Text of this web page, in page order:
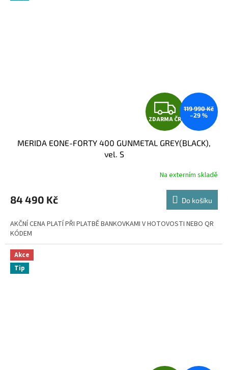
Z
D
A
R
M
A
ZDARMA ČR
119 990 Kč
–29 %
MERIDA EONE-FORTY 400 GUNMETAL GREY(BLACK),
vel. S
Na externím skladě
84 490 Kč Do košíku
AKČNÍ CENA PLATÍ PŘI PLATBĚ BANKOVKAMI V HOTOVOSTI NEBO QR
KÓDEM
Akce
Tip